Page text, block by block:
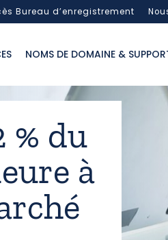
Bureau d’enregistrement
NOMS DE DOMAINE &
% du
à